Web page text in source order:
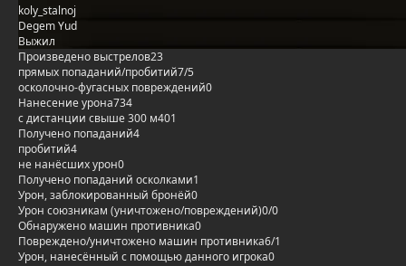
koly_stalnoj
Degem Yud
Выжил
Произведено выстрелов23
прямых попаданий/пробитий7/5
осколочно-фугасных повреждений0
Нанесение урона734
с дистанции свыше 300 м401
Получено попаданий4
пробитий4
не нанёсших урон0
Получено попаданий осколками1
Урон, заблокированный бронёй0
Урон союзникам (уничтожено/повреждений)0/0
Обнаружено машин противника0
Повреждено/уничтожено машин противника6/1
Урон, нанесённый с помощью данного игрока0